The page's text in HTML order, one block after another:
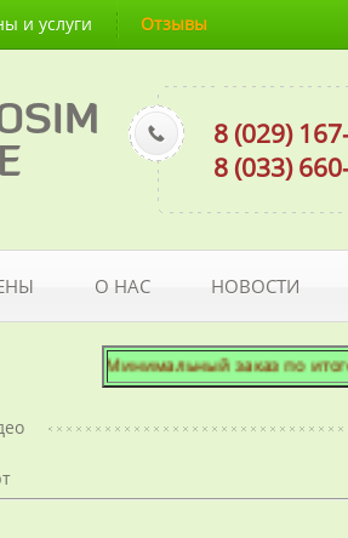
и услуги Отзывы
8 (029)
8 (033)
О НАС НОВОСТИ
Минимальный заказ по